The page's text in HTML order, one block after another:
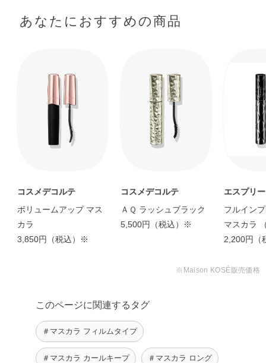
【オンライン&マスク映
えメイク⭐︎】 …
【簡単グラデ♡】アイグ
ロウジェム マスク …
m
メイク☆』 今回 …
aiko
【まつエク級！美まつ毛
マスカラ】 まるで …
あなたにおすすめの商品
コスメデコルテ
ボリュームアップ マス
カラ
3,850円（税込）※
コスメデコルテ
ＡＱ ラッシュブラック
5,500円（税込）※
エスプリ
フルイン
マスカラ
プルーフ）
2,200円（
※Maison KOSÉ販売価格
このページに関連するタグ
＃マスカラ フィルムタイプ
＃マスカラ カールキープ ＃マスカラ ロング